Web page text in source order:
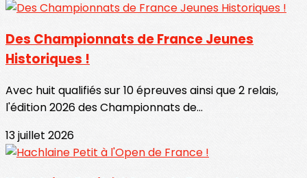
Des Championnats de France Jeunes
Historiques !
Avec huit qualifiés sur 10 épreuves ainsi que 2 relais,
l'édition 2026 des Championnats de...
13 juillet 2026